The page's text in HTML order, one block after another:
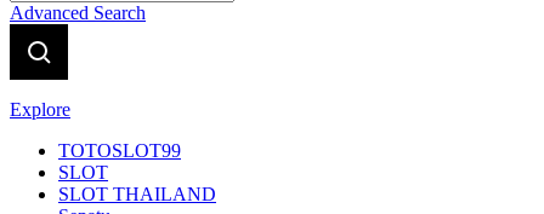
Advanced Search
Explore
TOTOSLOT99
SLOT
SLOT THAILAND